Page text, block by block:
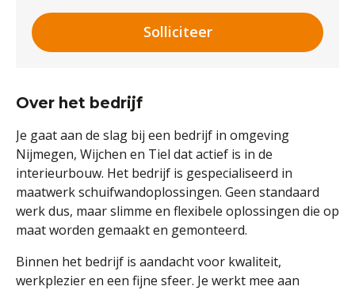
Solliciteer
Over het bedrijf
Je gaat aan de slag bij een bedrijf in omgeving
Nijmegen, Wijchen en Tiel dat actief is in de
interieurbouw. Het bedrijf is gespecialiseerd in
maatwerk schuifwandoplossingen. Geen standaard
werk dus, maar slimme en flexibele oplossingen die op
maat worden gemaakt en gemonteerd.
Binnen het bedrijf is aandacht voor kwaliteit,
werkplezier en een fijne sfeer. Je werkt mee aan